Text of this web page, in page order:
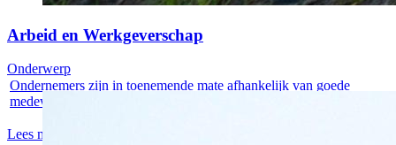
Arbeid en Werkgeverschap
Ondernemers zijn in toenemende mate afhankelijk van goede
medewerkers....
Lees meer
Onderwerp